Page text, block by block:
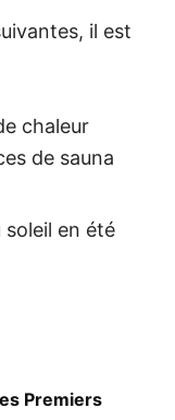
il est
chaleur
de sauna
en été
Premiers